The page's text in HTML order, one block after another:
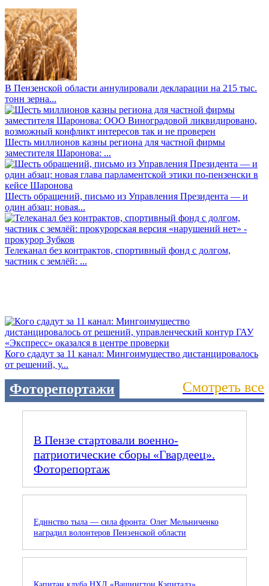
В Пензенской области аннулировали декларации на 215 тыс.
тонн зерна...
Шесть миллионов казны региона для частной фирмы
заместителя Шаронова: ...
Шесть обращений, письмо из Управления Президента — и
один абзац: новая...
Телеканал без контрактов, спортивный фонд с долгом,
частник с землёй: ...
Кого сдадут за 11 канал: Мингоимущество дистанцировалось
от решений, у...
Фоторепортажи Смотреть все
В Пензе стартовали военно-
патриотические сборы «Гвардеец».
Фоторепортаж
Единство тыла — сила фронта: Олег Мельниченко
наградил волонтеров Пензенской области